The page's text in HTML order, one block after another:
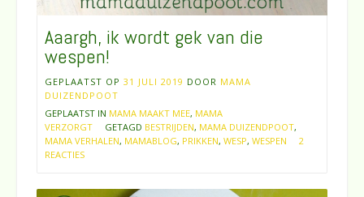
Aaargh, ik wordt gek van die
wespen!
GEPLAATST OP 31 JULI 2019 DOOR MAMA
DUIZENDPOOT
GEPLAATST IN MAMA MAAKT MEE, MAMA
VERZORGT
GETAGD BESTRIJDEN, MAMA DUIZENDPOOT,
MAMA VERHALEN, MAMABLOG, PRIKKEN, WESP, WESPEN
2
REACTIES